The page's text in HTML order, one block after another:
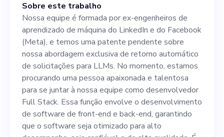
Stack. Essa função envolve o
desenvolvimento de
software de front-end e
back-end, garantindo que o
software seja otimizado para
alto desempenho, seja
confiável e de alta qualidade.
Sobre este trabalho
Nossa equipe é formada por ex-engenheiros de
aprendizado de máquina do LinkedIn e do Facebook
(Meta), e temos uma patente pendente sobre
nossa abordagem exclusiva de retorno automático
de solicitações para LLMs. No momento, estamos
procurando uma pessoa apaixonada e talentosa
para se juntar à nossa equipe como desenvolvedor
Full Stack. Essa função envolve o desenvolvimento
de software de front-end e back-end, garantindo
que o software seja otimizado para alto